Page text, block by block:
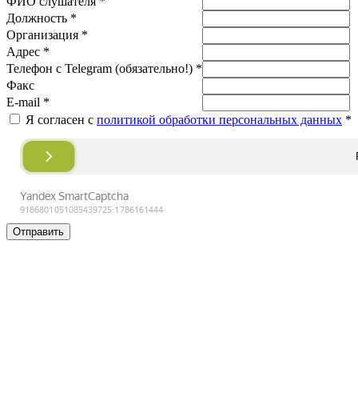
Должность *
Организация *
Адрес *
Телефон с Telegram (обязательно!) *
Факс
E-mail *
Я согласен с политикой обработки персональных данных *
Отправить